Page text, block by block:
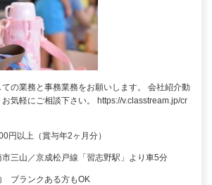
の業務と事務業務をお願いします。 会社紹介動
気軽にご相談下さい。 https://v.classtream.jp/cr
円以上（賞与年2ヶ月分）
三山／京成松戸線「習志野駅」より車5分
ブランクある方もOK